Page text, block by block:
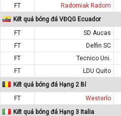
FT
Radomiak Radom
Kết quả bóng đá VĐQG Ecuador
FT
SD Aucas
FT
Delfin SC
FT
Tecnico Uni.
FT
LDU Quito
Kết quả bóng đá Hạng 2 Bỉ
FT
Westerlo
Kết quả bóng đá Hạng 3 Italia